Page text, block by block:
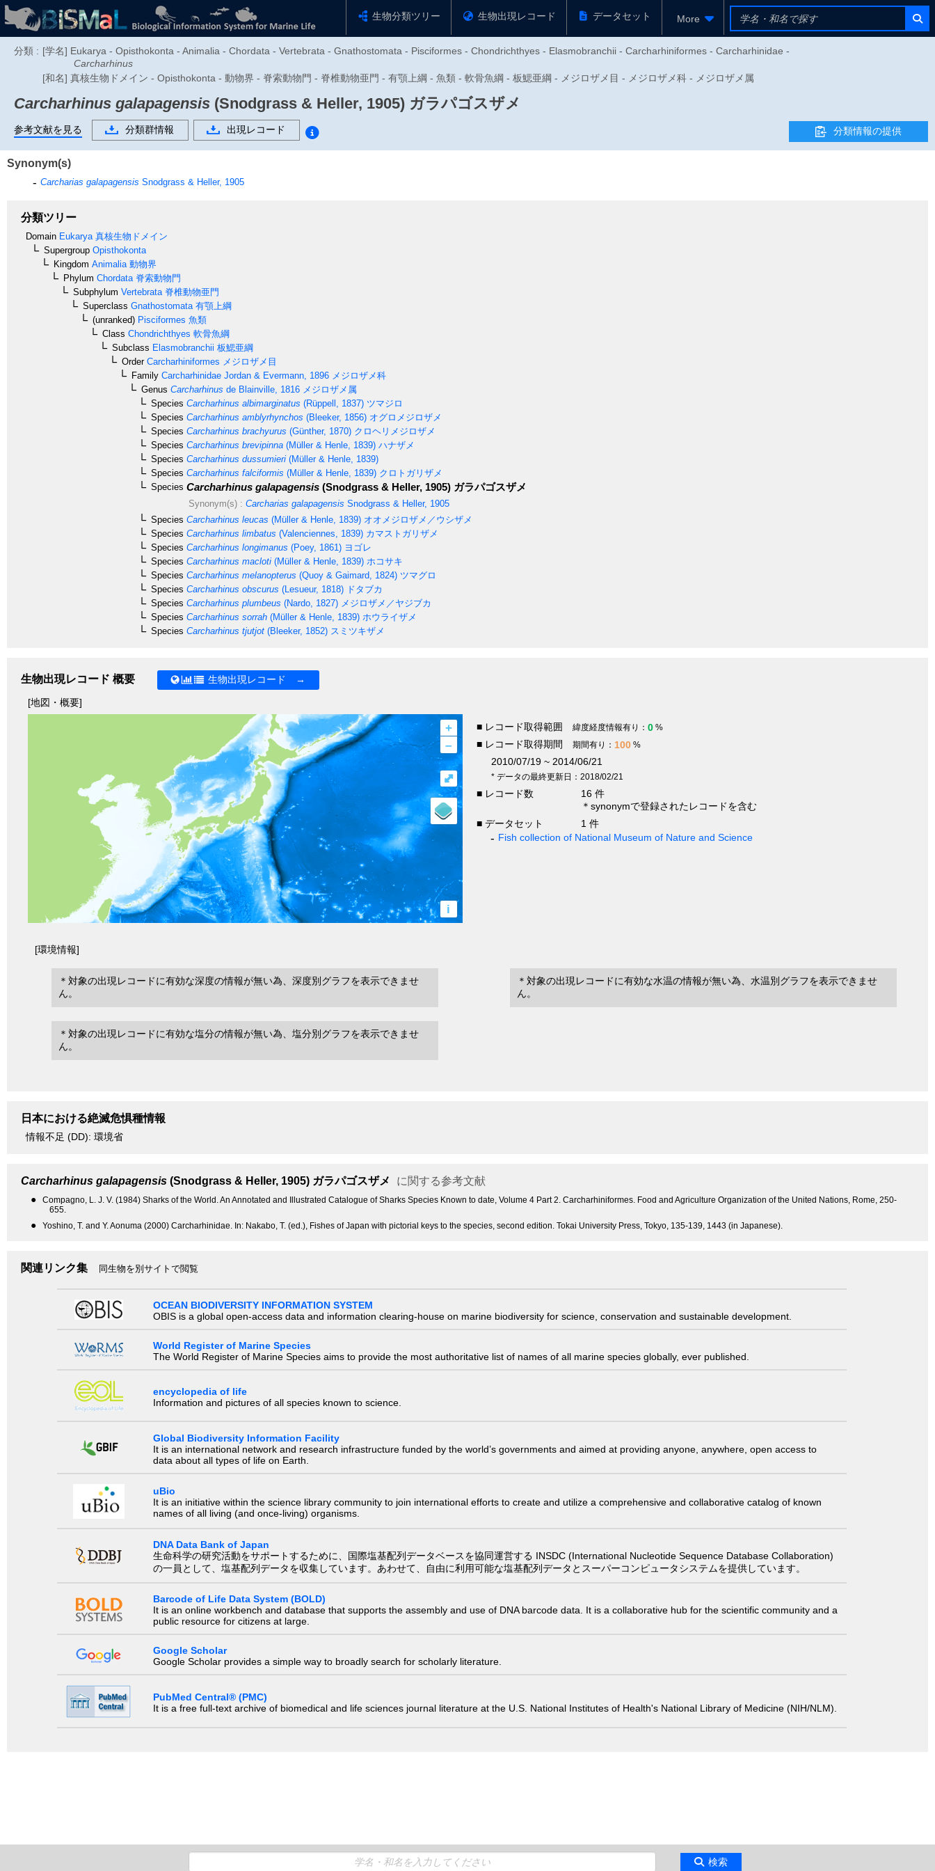
生物分類ツリー 生物出現レコード データセット More
分類 : [学名] Eukarya - Opisthokonta - Animalia - Chordata - Vertebrata - Gnathostomata - Pisciformes - Chondrichthyes - Elasmobranchii - Carcharhiniformes - Carcharhinidae -
Carcharhinus
[和名] 真核生物ドメイン - Opisthokonta - 動物界 - 脊索動物門 - 脊椎動物亜門 - 有顎上綱 - 魚類 - 軟骨魚綱 - 板鰓亜綱 - メジロザメ目 - メジロザメ科 - メジロザメ属
Carcharhinus galapagensis (Snodgrass & Heller, 1905) ガラパゴスザメ
参考文献を見る 分類群情報 出現レコード 分類情報の提供
Synonym(s)
Carcharias galapagensis Snodgrass & Heller, 1905
分類ツリー
Domain Eukarya 真核生物ドメイン
Supergroup Opisthokonta
Kingdom Animalia 動物界
Phylum Chordata 脊索動物門
Subphylum Vertebrata 脊椎動物亜門
Superclass Gnathostomata 有顎上綱
(unranked) Pisciformes 魚類
Class Chondrichthyes 軟骨魚綱
Subclass Elasmobranchii 板鰓亜綱
OrderCarcharhiniformes メジロザメ目
Family Carcharhinidae Jordan & Evermann, 1896 メジロザメ科
Genus Carcharhinus de Blainville, 1816 メジロザメ属
Species Carcharhinus albimarginatus (Rüppell, 1837) ツマジロ
Species Carcharhinus amblyrhynchos (Bleeker, 1856) オグロメジロザメ
Species Carcharhinus brachyurus (Günther, 1870) クロヘリメジロザメ
Species Carcharhinus brevipinna (Müller & Henle, 1839) ハナザメ
Species Carcharhinus dussumieri (Müller & Henle, 1839)
Species Carcharhinus falciformis (Müller & Henle, 1839) クロトガリザメ
Species Carcharhinus galapagensis (Snodgrass & Heller, 1905) ガラパゴスザメ
Synonym(s) : Carcharias galapagensis Snodgrass & Heller, 1905
Species Carcharhinus leucas (Müller & Henle, 1839) オオメジロザメ／ウシザメ
Species Carcharhinus limbatus (Valenciennes, 1839) カマストガリザメ
Species Carcharhinus longimanus (Poey, 1861) ヨゴレ
Species Carcharhinus macloti (Müller & Henle, 1839) ホコサキ
Species Carcharhinus melanopterus (Quoy & Gaimard, 1824) ツマグロ
Species Carcharhinus obscurus (Lesueur, 1818) ドタブカ
Species Carcharhinus plumbeus (Nardo, 1827) メジロザメ／ヤジブカ
Species Carcharhinus sorrah (Müller & Henle, 1839) ホウライザメ
Species Carcharhinus tjutjot (Bleeker, 1852) スミツキザメ
生物出現レコード 概要 生物出現レコード →
[地図・概要]
+
–
i
⤢
■ レコード取得範囲 緯度経度情報有り： 0 %
■ レコード取得期間 期間有り： 100 %
2010/07/19 ~ 2014/06/21
* データの最終更新日：2018/02/21
■ レコード数
16 件
＊synonymで登録されたレコードを含む
■ データセット
1 件
Fish collection of National Museum of Nature and Science
[環境情報]
＊対象の出現レコードに有効な深度の情報が無い為、深度別グラフを表示できませ
ん。
＊対象の出現レコードに有効な水温の情報が無い為、水温別グラフを表示できませ
ん。
＊対象の出現レコードに有効な塩分の情報が無い為、塩分別グラフを表示できませ
ん。
日本における絶滅危惧種情報
情報不足 (DD): 環境省
Carcharhinus galapagensis (Snodgrass & Heller, 1905) ガラパゴスザメ に関する参考文献
●
Compagno, L. J. V. (1984) Sharks of the World. An Annotated and Illustrated Catalogue of Sharks Species Known to date, Volume 4 Part 2. Carcharhiniformes. Food and Agriculture Organization of the United Nations, Rome, 250-
655.
● Yoshino, T. and Y. Aonuma (2000) Carcharhinidae. In: Nakabo, T. (ed.), Fishes of Japan with pictorial keys to the species, second edition. Tokai University Press, Tokyo, 135-139, 1443 (in Japanese).
関連リンク集 同生物を別サイトで閲覧
OCEAN BIODIVERSITY INFORMATION SYSTEM
OBIS is a global open-access data and information clearing-house on marine biodiversity for science, conservation and sustainable development.
World Register of Marine Species
The World Register of Marine Species aims to provide the most authoritative list of names of all marine species globally, ever published.
encyclopedia of life
Information and pictures of all species known to science.
Global Biodiversity Information Facility
It is an international network and research infrastructure funded by the world’s governments and aimed at providing anyone, anywhere, open access to
data about all types of life on Earth.
uBio
It is an initiative within the science library community to join international efforts to create and utilize a comprehensive and collaborative catalog of known
names of all living (and once-living) organisms.
DNA Data Bank of Japan
生命科学の研究活動をサポートするために、国際塩基配列データベースを協同運営する INSDC (International Nucleotide Sequence Database Collaboration)
の一員として、塩基配列データを収集しています。あわせて、自由に利用可能な塩基配列データとスーパーコンピュータシステムを提供しています。
Barcode of Life Data System (BOLD)
It is an online workbench and database that supports the assembly and use of DNA barcode data. It is a collaborative hub for the scientific community and a
public resource for citizens at large.
Google Scholar
Google Scholar provides a simple way to broadly search for scholarly literature.
PubMed Central® (PMC)
It is a free full-text archive of biomedical and life sciences journal literature at the U.S. National Institutes of Health's National Library of Medicine (NIH/NLM).
検索